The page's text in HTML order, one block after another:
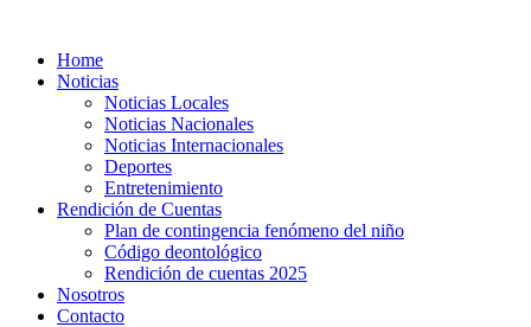
Home
Noticias
Noticias Locales
Noticias Nacionales
Noticias Internacionales
Deportes
Entretenimiento
Rendición de Cuentas
Plan de contingencia fenómeno del niño
Código deontológico
Rendición de cuentas 2025
Nosotros
Contacto